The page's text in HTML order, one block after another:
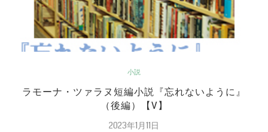
小説
ラモーナ・ツァラヌ短編小説『忘れないように』
（後編）【V】
2023年1月11日